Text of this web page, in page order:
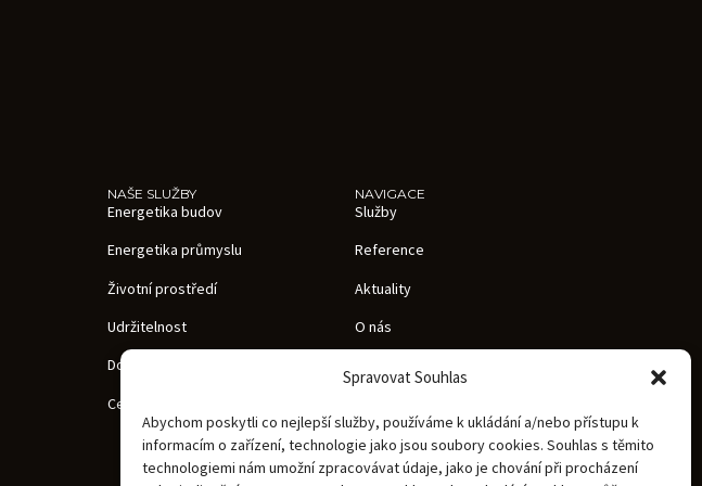
Spravovat Souhlas
Abychom poskytli co nejlepší služby, používáme k ukládání a/nebo přístupu k
informacím o zařízení, technologie jako jsou soubory cookies. Souhlas s těmito
technologiemi nám umožní zpracovávat údaje, jako je chování při procházení
NAŠE SLUŽBY
Energetika budov
Energetika průmyslu
Životní prostředí
Udržitelnost
Dotace v ČR i zahraničí
Certifikace budov
NAVIGACE
Služby
Reference
Aktuality
O nás
Zásady zpracování osobních údajů
Oznámení Whistleblowing